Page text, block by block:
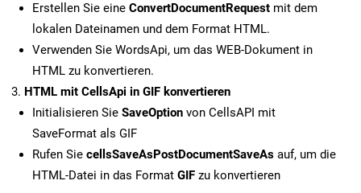
Erstellen Sie eine ConvertDocumentRequest mit dem
lokalen Dateinamen und dem Format HTML.
Verwenden Sie WordsApi, um das WEB-Dokument in
HTML zu konvertieren.
HTML mit CellsApi in GIF konvertieren
Initialisieren Sie SaveOption von CellsAPI mit
SaveFormat als GIF
Rufen Sie cellsSaveAsPostDocumentSaveAs auf, um die
HTML-Datei in das Format GIF zu konvertieren